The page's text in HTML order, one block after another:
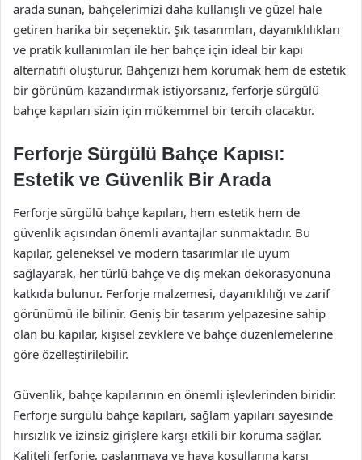
arada sunan, bahçelerimizi daha kullanışlı ve güzel hale
getiren harika bir seçenektir. Şık tasarımları, dayanıklılıkları
ve pratik kullanımları ile her bahçe için ideal bir kapı
alternatifi oluşturur. Bahçenizi hem korumak hem de estetik
bir görünüm kazandırmak istiyorsanız, ferforje sürgülü
bahçe kapıları sizin için mükemmel bir tercih olacaktır.
Ferforje Sürgülü Bahçe Kapısı:
Estetik ve Güvenlik Bir Arada
Ferforje sürgülü bahçe kapıları, hem estetik hem de
güvenlik açısından önemli avantajlar sunmaktadır. Bu
kapılar, geleneksel ve modern tasarımlar ile uyum
sağlayarak, her türlü bahçe ve dış mekan dekorasyonuna
katkıda bulunur. Ferforje malzemesi, dayanıklılığı ve zarif
görünümü ile bilinir. Geniş bir tasarım yelpazesine sahip
olan bu kapılar, kişisel zevklere ve bahçe düzenlemelerine
göre özelleştirilebilir.
Güvenlik, bahçe kapılarının en önemli işlevlerinden biridir.
Ferforje sürgülü bahçe kapıları, sağlam yapıları sayesinde
hırsızlık ve izinsiz girişlere karşı etkili bir koruma sağlar.
Kaliteli ferforje, paslanmaya ve hava koşullarına karşı